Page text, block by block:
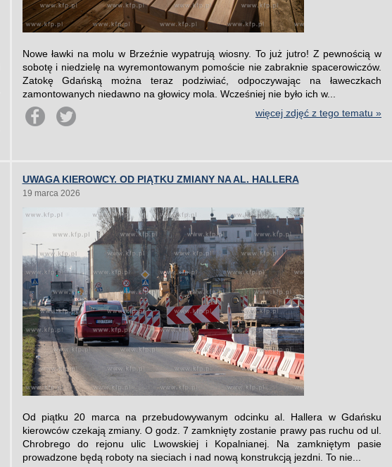
Nowe ławki na molu w Brzeźnie wypatrują wiosny. To już jutro! Z pewnością w
sobotę i niedzielę na wyremontowanym pomoście nie zabraknie spacerowiczów.
Zatokę Gdańską można teraz podziwiać, odpoczywając na ławeczkach
zamontowanych niedawno na głowicy mola. Wcześniej nie było ich w...
więcej zdjęć z tego tematu »
UWAGA KIEROWCY. OD PIĄTKU ZMIANY NA AL. HALLERA
19 marca 2026
Od piątku 20 marca na przebudowywanym odcinku al. Hallera w Gdańsku
kierowców czekają zmiany. O godz. 7 zamknięty zostanie prawy pas ruchu od ul.
Chrobrego do rejonu ulic Lwowskiej i Kopalnianej. Na zamkniętym pasie
prowadzone będą roboty na sieciach i nad nową konstrukcją jezdni. To nie...